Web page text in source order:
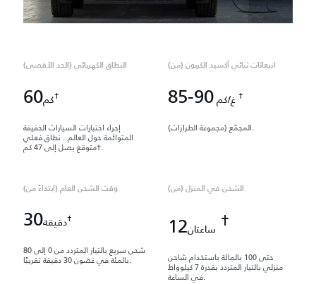
النطاق الكهربائي (الحد الأقصى)
60كم†
إجراء اختبارات السيارات الخفيفة
المتوائمة حول العالم . نطاق فعلي
متوقع يصل إلى 47 كم†.
انبعاثات ثنائي أكسيد الكربون (من)
85-90 †
المجمّع (مجموعة الطرازات).
وقت الشحن العام (ابتداءً من)
30دقيقة†
شحن سريع بالتيار المتردد من 0 إلى 80
بالمئة في غضون 30 دقيقة تقريبًا.
الشحن في المنزل (من)
ساعتان †
حتى 100 بالمائة باستخدام شاحن
منزلي بالتيار المتردد بقدرة 7 كيلوواط
في الساعة.